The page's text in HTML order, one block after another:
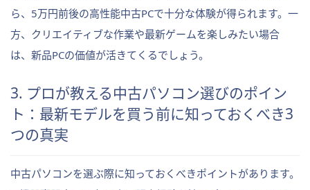
ら、5万円前後の高性能中古PCで十分な体験が得られます。一
方、クリエイティブな作業や最新ゲームを楽しみたい場合
は、新品PCの価値が活きてくるでしょう。
3. プロが教える中古パソコン選びのポイン
ト：最新モデルを買う前に知っておくべき3
つの真実
中古パソコンを選ぶ際に知っておくべきポイントがあります。